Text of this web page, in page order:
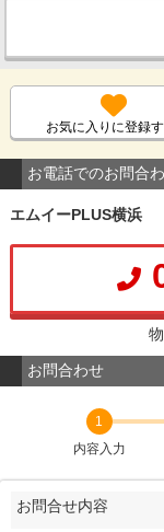
お気に入りに登録
お電話でのお問合
エムイーPLUS横浜
お問合わせ
1
内容入力
お問合せ内容